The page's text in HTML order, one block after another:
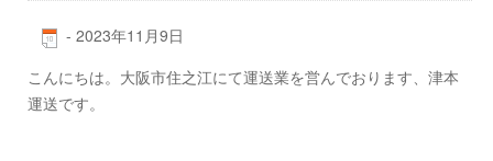
- 2023年11月9日
こんにちは。大阪市住之江にて運送業を営んでおります、津本
運送です。